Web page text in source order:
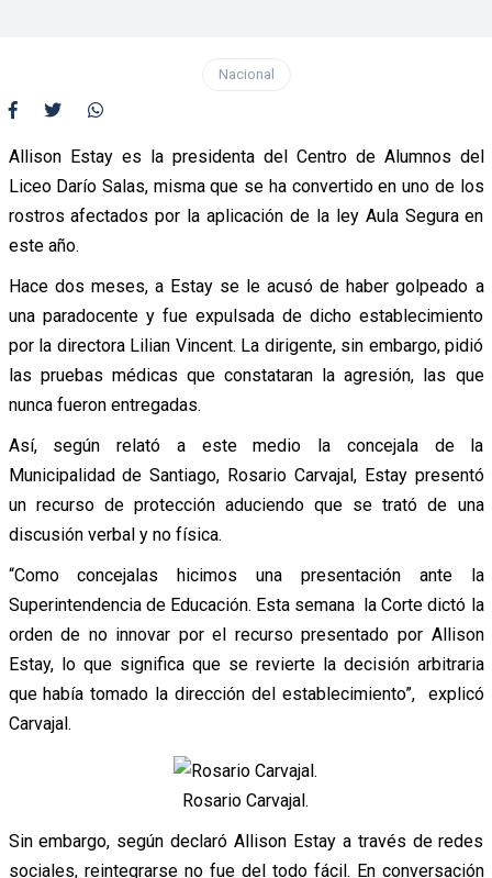
Nacional
Allison Estay es la presidenta del Centro de Alumnos del
Liceo Darío Salas, misma que se ha convertido en uno de los
rostros afectados por la aplicación de la ley Aula Segura en
este año.
Hace dos meses, a Estay se le acusó de haber golpeado a
una paradocente y fue expulsada de dicho establecimiento
por la directora Lilian Vincent. La dirigente, sin embargo, pidió
las pruebas médicas que constataran la agresión, las que
nunca fueron entregadas.
Así, según relató a este medio la concejala de la
Municipalidad de Santiago, Rosario Carvajal, Estay presentó
un recurso de protección aduciendo que se trató de una
discusión verbal y no física.
“Como concejalas hicimos una presentación ante la
Superintendencia de Educación. Esta semana la Corte dictó la
orden de no innovar por el recurso presentado por Allison
Estay, lo que significa que se revierte la decisión arbitraria
que había tomado la dirección del establecimiento”, explicó
Carvajal.
Rosario Carvajal.
Sin embargo, según declaró Allison Estay a través de redes
sociales, reintegrarse no fue del todo fácil. En conversación